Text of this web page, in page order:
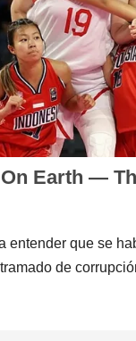
entender que se
de